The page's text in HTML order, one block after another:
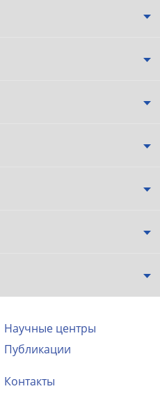
Научные центры
Публикации
Контакты